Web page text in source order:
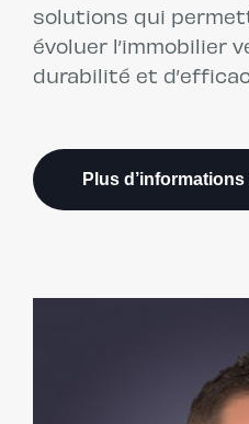
solutions qui
évoluer l’immobilier
durabilité et
Plus